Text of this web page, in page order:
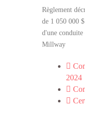
Règlement
de 1 050 000
d'une conduite
Millway
2024